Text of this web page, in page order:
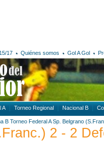
17 Quiénes somos Gol A Gol
A Torneo Regional Nacional B
B Torneo Federal A Sp. Belgrano
2 - 2